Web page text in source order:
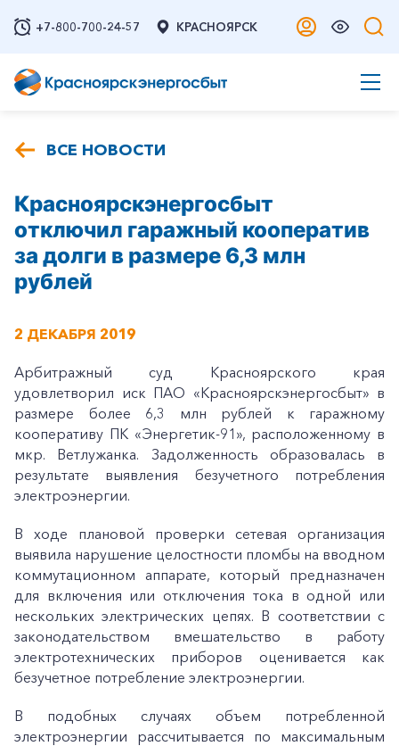
+7-800-700-24-57 КРАСНОЯРСК
ВСЕ НОВОСТИ
Красноярскэнергосбыт
отключил гаражный кооператив
за долги в размере 6,3 млн
рублей
2 ДЕКАБРЯ 2019
Арбитражный суд Красноярского края
удовлетворил иск ПАО «Красноярскэнергосбыт» в
размере более 6,3 млн рублей к гаражному
кооперативу ПК «Энергетик-91», расположенному в
мкр. Ветлужанка. Задолженность образовалась в
результате выявления безучетного потребления
электроэнергии.
В ходе плановой проверки сетевая организация
выявила нарушение целостности пломбы на вводном
коммутационном аппарате, который предназначен
для включения или отключения тока в одной или
нескольких электрических цепях. В соответствии с
законодательством вмешательство в работу
электротехнических приборов оценивается как
безучетное потребление электроэнергии.
В подобных случаях объем потребленной
электроэнергии рассчитывается по максимальным